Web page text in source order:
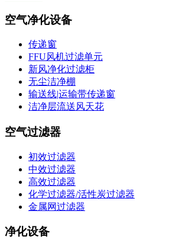
空气净化设备
传递窗
FFU风机过滤单元
新风净化过滤柜
无尘洁净棚
输送线|运输带传递窗
洁净层流送风天花
空气过滤器
初效过滤器
中效过滤器
高效过滤器
化学过滤器/活性炭过滤器
金属网过滤器
净化设备